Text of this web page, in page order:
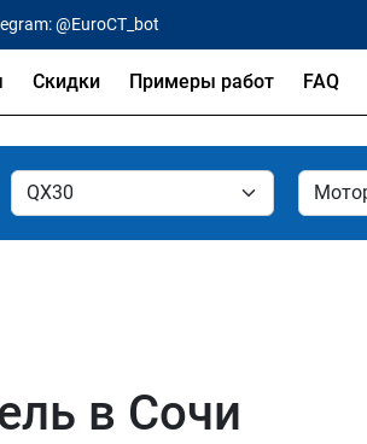
@EuroCT_bot
Скидки Примеры работ FAQ
в Сочи